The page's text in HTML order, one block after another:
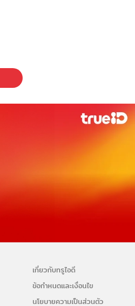
เกี่ยวกับทรูไอดี
ข้อกำหนดและเงื่อนไข
นโยบายความเป็นส่วนตัว